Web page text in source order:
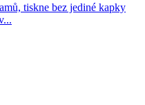
tiskne bez jediné kapky